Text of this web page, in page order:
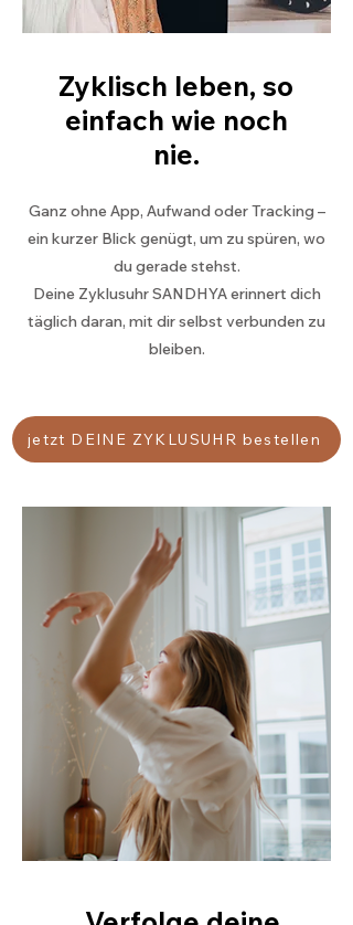
Zyklisch leben, so
einfach wie noch
nie.
Ganz ohne App, Aufwand oder Tracking –
ein kurzer Blick genügt, um zu spüren, wo
du gerade stehst.
Deine Zyklusuhr SANDHYA erinnert dich
täglich daran, mit dir selbst verbunden zu
bleiben.
jetzt DEINE ZYKLUSUHR bestellen